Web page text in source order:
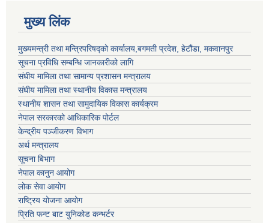
मुख्य लिंक
मुख्यमन्त्री तथा मन्त्रिपरिषद्को कार्यालय,बगमती प्रदेश, हेटौंडा, मकवानपुर
सूचना प्रविधि सम्बन्धि जानकारीको लागि
संघीय मामिला तथा सामान्य प्रशासन मन्त्रालय
संघीय मामिला तथा स्थानीय विकास मन्त्रालय
स्थानीय शासन तथा सामुदायिक विकास कार्यक्रम
नेपाल सरकारको आधिकारिक पोर्टल
केन्द्रीय पञ्जीकरण विभाग
अर्थ मन्त्रालय
सूचना बिभाग
नेपाल कानुन आयोग
लोक सेवा आयोग
राष्ट्रिय योजना आयोग
प्रिति फन्ट बाट युनिकोड कन्भर्टर